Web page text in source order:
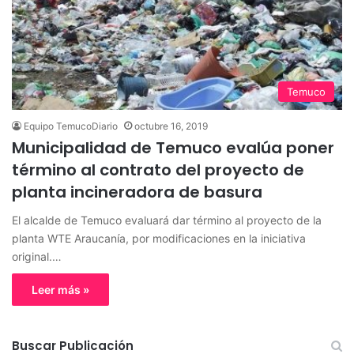
Temuco
Equipo TemucoDiario octubre 16, 2019
Municipalidad de Temuco evalúa poner
término al contrato del proyecto de
planta incineradora de basura
El alcalde de Temuco evaluará dar término al proyecto de la
planta WTE Araucanía, por modificaciones en la iniciativa
original.…
Leer más »
Buscar Publicación